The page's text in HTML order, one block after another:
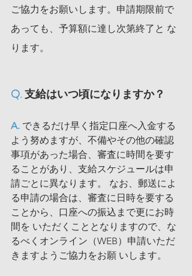
ご協力をお願いします。申請期限前で
あっても、予算額に達し次第終了と な
ります。
Q. 支給はいつ頃になりますか？
A. できるだけ早く指定口座へ入金する
よう努めますが、不備やその他の確認
事項があった場合、審査に時間を要す
ることがあり、支給スケジュールは申
請ごとに異なります。 なお、郵送によ
る申請の場合は、審査に日時を要する
ことから、口座への振込まで更にお時
間を いただくこととなりますので、な
るべくオンライン（WEB）申請いただ
きますようご協力をお願 いします。